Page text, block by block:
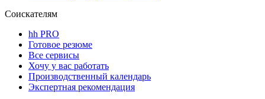
Соискателям
hh PRO
Готовое резюме
Все сервисы
Хочу у вас работать
Производственный календарь
Экспертная рекомендация